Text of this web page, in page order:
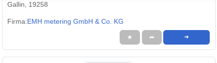
Gallin, 19258
Firma:EMH metering GmbH & Co. KG
★ ➦ ➜